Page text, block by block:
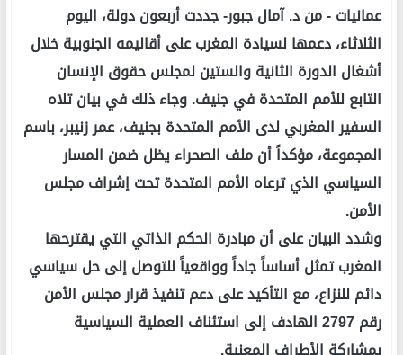
عمانيات -من د. آمال جبور- جددت أربعون دولة، اليوم
الثلاثاء، دعمها لسيادة المغرب على أقاليمه الجنوبية خلال
أشغال الدورة الثانية والستين لمجلس حقوق الإنسان
التابع للأمم المتحدة في جنيف. وجاء ذلك في بيان تلاه
السفير المغربي لدى الأمم المتحدة بجنيف، عمر زنيبر، باسم
المجموعة، مؤكداً أن ملف الصحراء يظل ضمن المسار
السياسي الذي ترعاه الأمم المتحدة تحت إشراف مجلس
الأمن.
وشدد البيان على أن مبادرة الحكم الذاتي التي يقترحها
المغرب تمثل أساساً جاداً وواقعياً للتوصل إلى حل سياسي
دائم للنزاع، مع التأكيد على دعم تنفيذ قرار مجلس الأمن
رقم 2797 الهادف إلى استئناف العملية السياسية